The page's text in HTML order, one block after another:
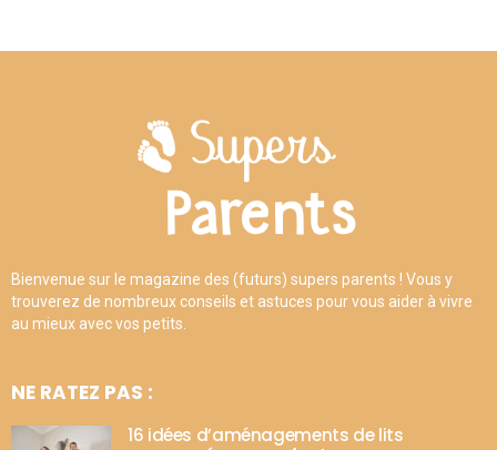
Bienvenue sur le magazine des (futurs) supers parents ! Vous y
trouverez de nombreux conseils et astuces pour vous aider à vivre
au mieux avec vos petits.
NE RATEZ PAS :
16 idées d’aménagements de lits